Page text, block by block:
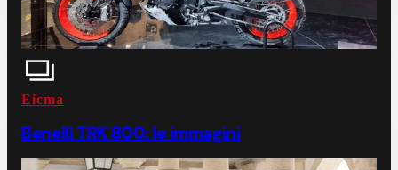
Eicma
Benelli TRK 800: le immagini